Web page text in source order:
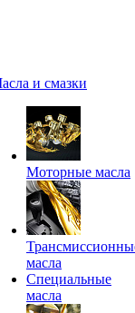
и смазки
Моторные масла
масла
Специальные
масла